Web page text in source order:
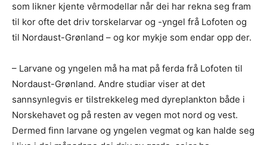
som likner kjente vêrmodellar når dei har rekna seg fram
til kor ofte det driv torskelarvar og -yngel frå Lofoten og
til Nordaust-Grønland – og kor mykje som endar opp der.
– Larvane og yngelen må ha mat på ferda frå Lofoten til
Nordaust-Grønland. Andre studiar viser at det
sannsynlegvis er tilstrekkeleg med dyreplankton både i
Norskehavet og på resten av vegen mot nord og vest.
Dermed finn larvane og yngelen vegmat og kan halde seg